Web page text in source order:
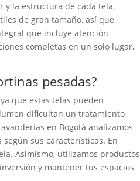
y la estructura de cada tela.
de gran tamaño, así que
que incluye atención
completas en un solo lugar,
pesadas?
que estas telas pueden
dificultan un tratamiento
en Bogotá analizamos
sus características. En
Asimismo, utilizamos productos
y mantener tus espacios